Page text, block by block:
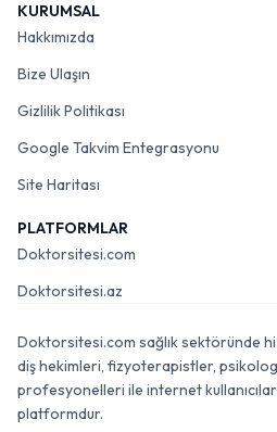
KURUMSAL
Hakkımızda
Bize Ulaşın
Gizlilik Politikası
Google Takvim Entegrasyonu
Site Haritası
PLATFORMLAR
Doktorsitesi.com
Doktorsitesi.az
Doktorsitesi.com sağlık sektöründe
diş hekimleri, fizyoterapistler,
profesyonelleri ile internet
platformdur.